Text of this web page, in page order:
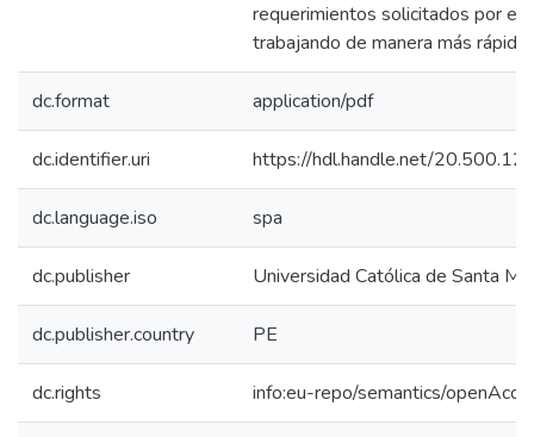
requerimientos solicitados por el
trabajando de manera más rápida
dc.format application/pdf
dc.identifier.uri https://hdl.handle.net/
dc.language.iso spa
dc.publisher Universidad Católica de Santa
dc.publisher.country PE
dc.rights info:eu-repo/semantics/